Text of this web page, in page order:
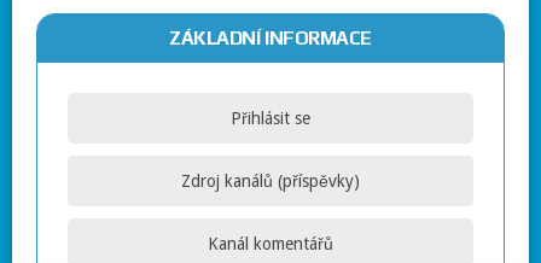
ZÁKLADNÍ INFORMACE
Přihlásit se
Zdroj kanálů (příspěvky)
Kanál komentářů